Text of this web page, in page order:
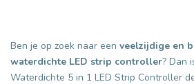
Ben je op zoek naar een veelzijdige en
waterdichte LED strip controller? Dan
Waterdichte 5 in 1 LED Strip Controller